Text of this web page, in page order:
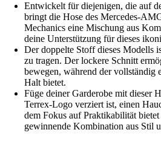
Entwickelt für diejenigen, die auf
bringt die Hose des Mercedes-
Mechanics eine Mischung aus
deine Unterstützung für dieses
Der doppelte Stoff dieses Modells
zu tragen. Der lockere Schnitt
bewegen, während der vollständig
Halt bietet.
Füge deiner Garderobe mit dieser
Terrex-Logo verziert ist, einen
dem Fokus auf Praktikabilität
gewinnende Kombination aus Stil